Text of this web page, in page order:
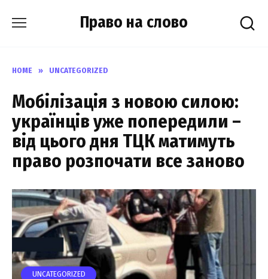
Право на слово
HOME » UNCATEGORIZED
Мобілізація з новою силою:
українців уже попередили –
від цього дня ТЦК матимуть
право розпочати все заново
UNCATEGORIZED